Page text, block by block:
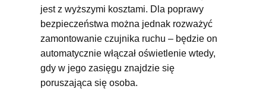
jest z wyższymi kosztami. Dla poprawy
bezpieczeństwa można jednak rozważyć
zamontowanie czujnika ruchu – będzie on
automatycznie włączał oświetlenie wtedy,
gdy w jego zasięgu znajdzie się
poruszająca się osoba.